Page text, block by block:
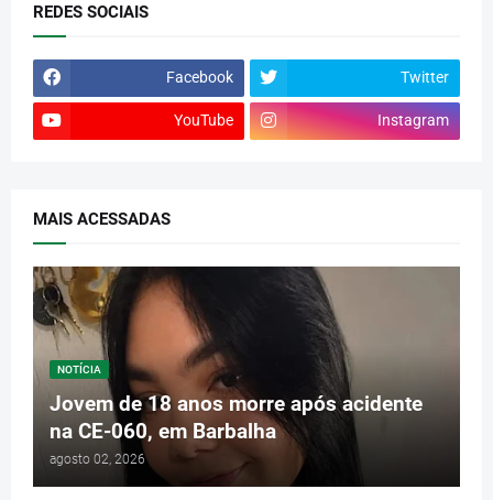
REDES SOCIAIS
Facebook Twitter
YouTube Instagram
MAIS ACESSADAS
NOTÍCIA
Jovem de 18 anos morre após acidente
na CE-060, em Barbalha
agosto 02, 2026